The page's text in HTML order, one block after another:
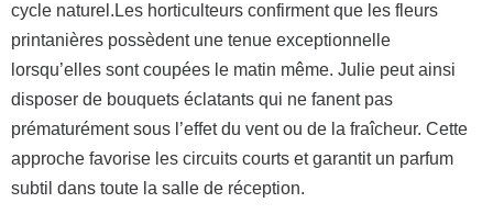
cycle naturel.Les horticulteurs confirment que les fleurs
printanières possèdent une tenue exceptionnelle
lorsqu’elles sont coupées le matin même. Julie peut ainsi
disposer de bouquets éclatants qui ne fanent pas
prématurément sous l’effet du vent ou de la fraîcheur. Cette
approche favorise les circuits courts et garantit un parfum
subtil dans toute la salle de réception.